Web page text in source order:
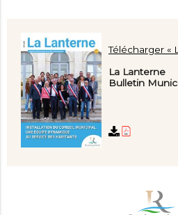
Télécharger «
La Lanterne
Bulletin